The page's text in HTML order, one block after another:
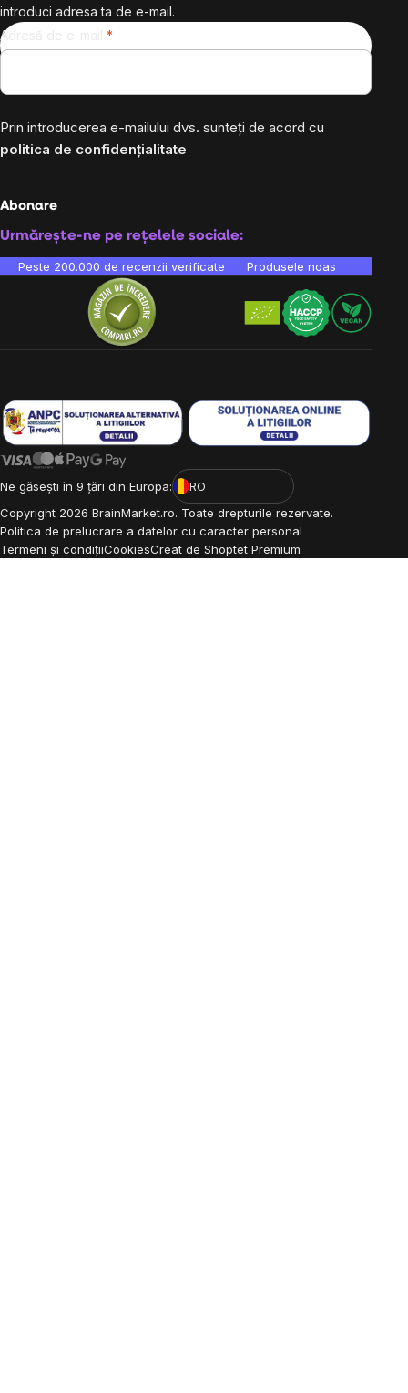
introduci adresa ta de e-mail.
Adresă de e-mail
Prin introducerea e-mailului dvs. sunteți de acord cu
politica de confidențialitate
Abonare
Urmărește-ne pe rețelele sociale:
Peste 200.000 de recenzii verificate Produsele noastre sunt
Ne găsești în 9 țări din Europa:
RO
Copyright 2026 BrainMarket.ro. Toate drepturile rezervate.
Politica de prelucrare a datelor cu caracter personal
Termeni și condițiiCookiesCreat de Shoptet Premium